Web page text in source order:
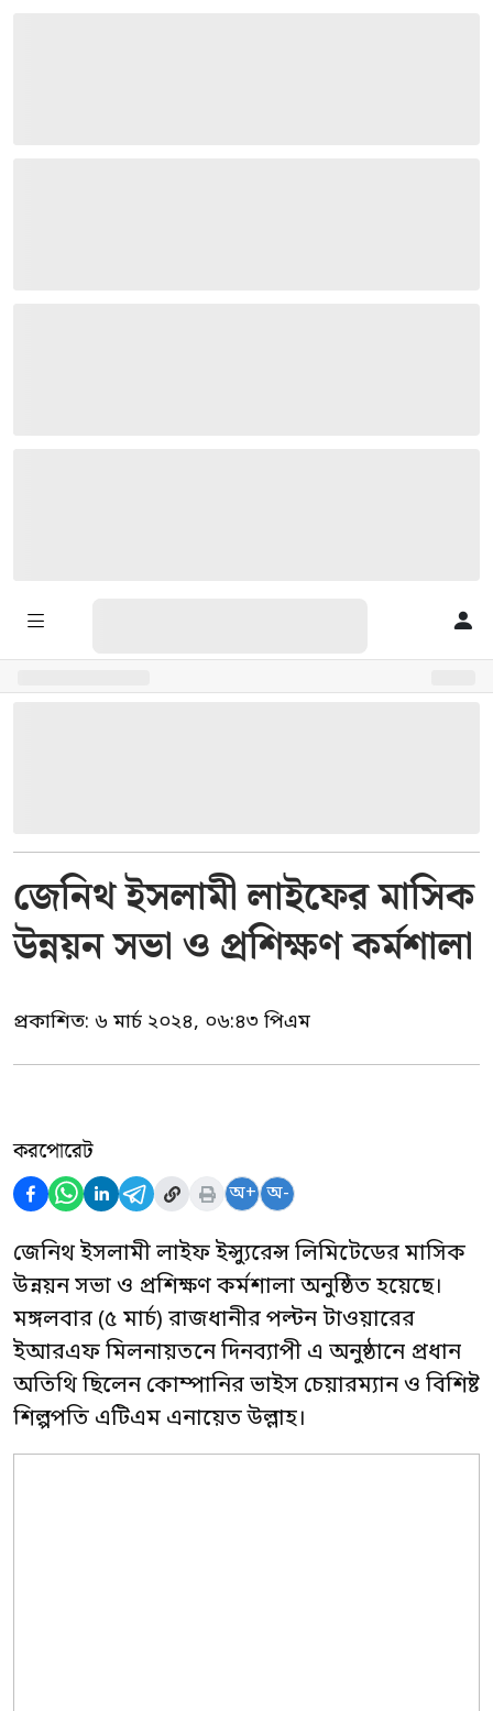
জেনিথ ইসলামী লাইফের মাসিক
উন্নয়ন সভা ও প্রশিক্ষণ কর্মশালা
প্রকাশিত: ৬ মার্চ ২০২৪, ০৬:৪৩ পিএম
করপোরেট
অ+ অ-
জেনিথ ইসলামী লাইফ ইন্স্যুরেন্স লিমিটেডের মাসিক
উন্নয়ন সভা ও প্রশিক্ষণ কর্মশালা অনুষ্ঠিত হয়েছে।
মঙ্গলবার (৫ মার্চ) রাজধানীর পল্টন টাওয়ারের
ইআরএফ মিলনায়তনে দিনব্যাপী এ অনুষ্ঠানে প্রধান
অতিথি ছিলেন কোম্পানির ভাইস চেয়ারম্যান ও বিশিষ্ট
শিল্পপতি এটিএম এনায়েত উল্লাহ।